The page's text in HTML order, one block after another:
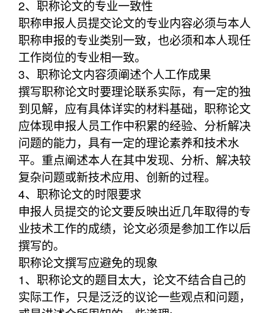
2、职称论文的专业一致性
职称申报人员提交论文的专业内容必须与本人
职称申报的专业类别一致，也必须和本人现任
工作岗位的专业相一致。
3、职称论文内容须阐述个人工作成果
撰写职称论文时要理论联系实际，有一定的独
到见解，应有具体详实的材料基础，职称论文
应体现申报人员工作中积累的经验、分析解决
问题的能力，具有一定的理论素养和技术水
平。重点阐述本人在其中发现、分析、解决较
复杂问题或新技术应用、创新的过程。
4、职称论文的时限要求
申报人员提交的论文要反映出近几年取得的专
业技术工作的成绩，论文必须是参加工作以后
撰写的。
职称论文撰写应避免的现象
1、职称论文的题目太大，论文不结合自己的
实际工作，只是泛泛的议论一些观点和问题，